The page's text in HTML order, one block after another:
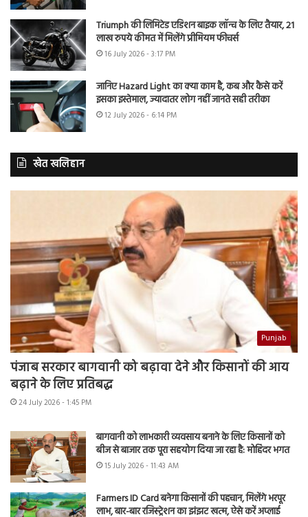
Triumph की लिमिटेड एडिशन बाइक लॉन्च के लिए तैयार, 21
लाख रुपये कीमत में मिलेंगे प्रीमियम फीचर्स
16 July 2026 - 3:17 PM
जानिए Hazard Light का क्या काम है, कब और कैसे करें
इसका इस्तेमाल, ज्यादातर लोग नहीं जानते सही तरीका
12 July 2026 - 6:14 PM
खेत खलिहान
Punjab
पंजाब सरकार बागवानी को बढ़ावा देने और किसानों की आय
बढ़ाने के लिए प्रतिबद्ध
24 July 2026 - 1:45 PM
बागवानी को लाभकारी व्यवसाय बनाने के लिए किसानों को
बीज से बाजार तक पूरा सहयोग दिया जा रहा है: मोहिंदर भगत
15 July 2026 - 11:43 AM
Farmers ID Card बनेगा किसानों की पहचान, मिलेंगे भरपूर
लाभ, बार-बार रजिस्ट्रेशन का झंझट खत्म, ऐसे करें अप्लाई